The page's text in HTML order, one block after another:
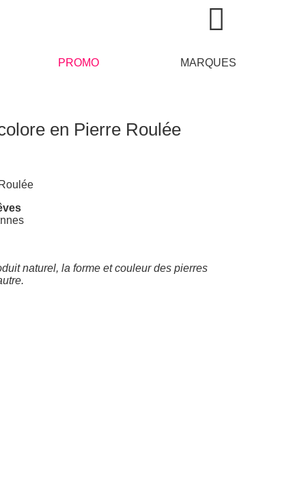
PROMO MARQUES
en Pierre Roulée
naturel, la forme et couleur des pierres